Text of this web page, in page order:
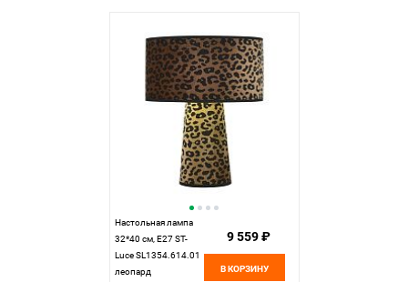
Настольная лампа
32*40 см, Е27 ST-
Luce SL1354.614.01
леопард
9 559 ₽
В КОРЗИНУ